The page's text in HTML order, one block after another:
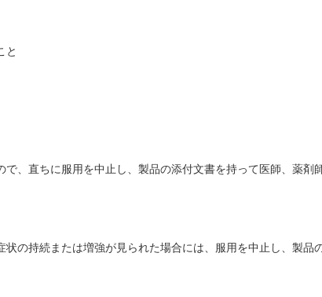
と
、直ちに服用を中止し、製品の添付文書を持って医師、薬剤
の持続または増強が見られた場合には、服用を中止し、製